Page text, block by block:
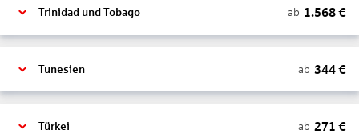
Trinidad und Tobago ab 1.568€
Tunesien ab 344€
Türkei ab 271 €